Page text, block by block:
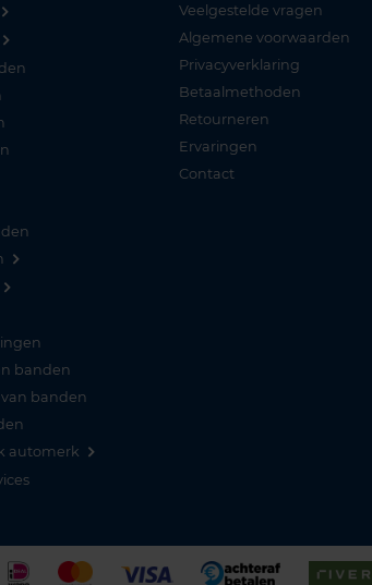
banden
banden
automerk
Veelgestelde vragen
Algemene voorwaarden
Privacyverklaring
Betaalmethoden
Retourneren
Ervaringen
Contact